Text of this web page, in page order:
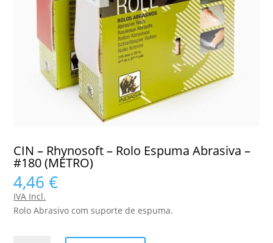
CIN – Rhynosoft – Rolo Espuma Abrasiva –
#180 (METRO)
4,46€
IVA Incl.
Rolo Abrasivo com suporte de espuma.